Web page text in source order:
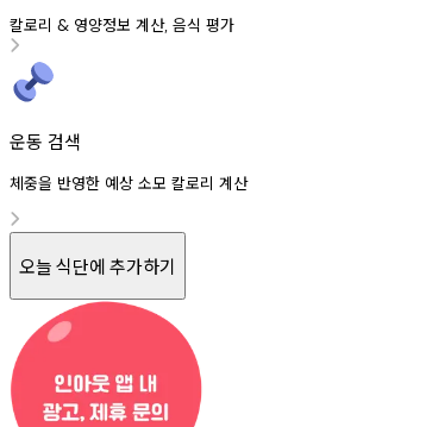
칼로리 & 영양정보 계산, 음식 평가
운동 검색
체중을 반영한 예상 소모 칼로리 계산
오늘 식단에 추가하기